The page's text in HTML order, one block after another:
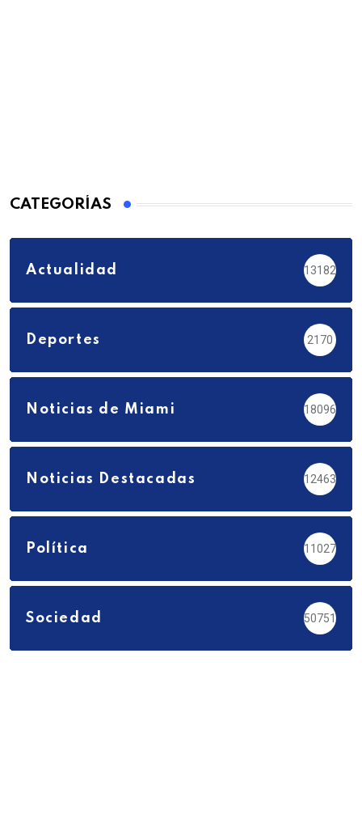
CATEGORÍAS
Actualidad 13182
Deportes 2170
Noticias de Miami 18096
Noticias Destacadas 12463
Política 11027
Sociedad 50751